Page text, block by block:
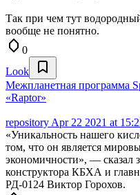
Так при чем тут
вообще не понятно.
0
Look
Межпланетная программа
«Raptor»
repository Apr 22 2021 at
«Уникальность нашего
том, что он является
экономичности», — сказал
конструктора КБХА и
РД-0124 Виктор Горохов.